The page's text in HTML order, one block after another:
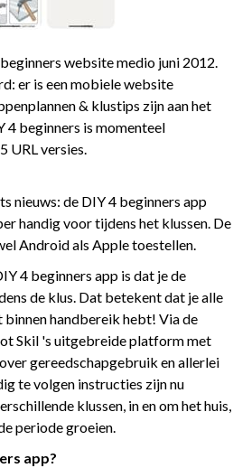
website medio juni 2012.
er is een mobiele website
& klustips zijn aan het
beginners is momenteel
URL versies.
nieuws: de DIY 4 beginners app
handig voor tijdens het klussen. De
Android als Apple toestellen.
4 beginners app is dat je de
de klus. Dat betekent dat je alle
handbereik hebt! Via de
Skil 's uitgebreide platform met
gereedschapgebruik en allerlei
te volgen instructies zijn nu
klussen, in en om het huis,
periode groeien.
app?